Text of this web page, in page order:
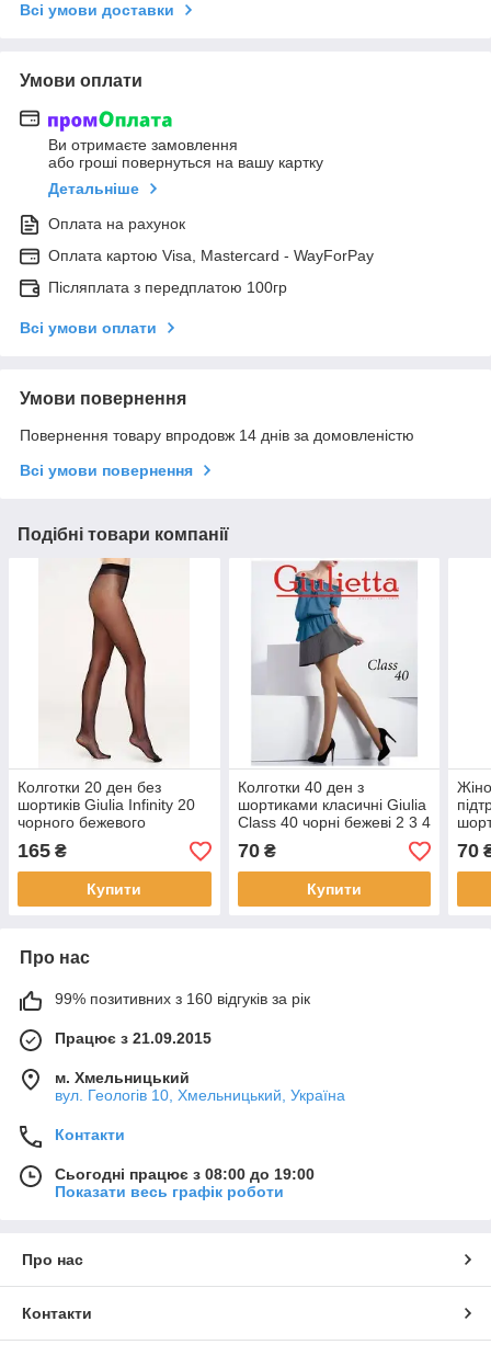
Всі умови доставки
Умови оплати
Ви отримаєте замовлення
або гроші повернуться на вашу картку
Детальніше
Оплата на рахунок
Оплата картою Visa, Mastercard - WayForPay
Післяплата з передплатою 100гр
Всі умови оплати
Умови повернення
Повернення товару впродовж 14 днів за домовленістю
Всі умови повернення
Подібні товари компанії
Колготки 20 ден без
шортиків Giulia Infinity 20
чорного бежевого
капучино кольорів розміри
2 3 4 5
165 ₴
Купити
Колготки 40 ден з
шортиками класичні Giulia
Class 40 чорні бежеві 2 3 4
5
70₴
Купити
2
70
Про нас
99% позитивних з 160 відгуків за рік
Працює з 21.09.2015
м. Хмельницький
вул. Геологів 10, Хмельницький, Україна
Контакти
Сьогодні працює з 08:00 до 19:00
Показати весь графік роботи
Про нас
Контакти